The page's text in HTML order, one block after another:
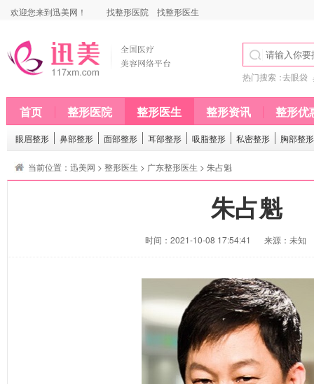
欢迎您来到迅美网！ 找整形医院 找整形医生
热门搜索：去眼袋
首页 整形医院 整形医生 整形资讯 整形优
眼眉整形 鼻部整形 面部整形 耳部整形 吸脂整形 私密整形 胸部整形
当前位置： 迅美网 > 整形医生 > 广东整形医生 > 朱占魁
朱占魁
时间：2021-10-08 17:54:41 来源：未知